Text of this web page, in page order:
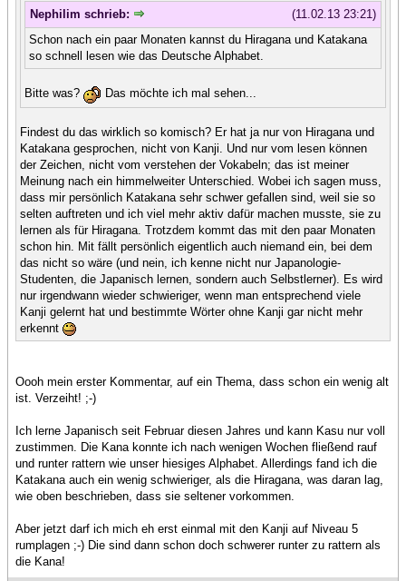
(11.02.13 23:21)
Nephilim schrieb:
Schon nach ein paar Monaten kannst du Hiragana und Katakana
so schnell lesen wie das Deutsche Alphabet.
Bitte was? Das möchte ich mal sehen...
Findest du das wirklich so komisch? Er hat ja nur von Hiragana und
Katakana gesprochen, nicht von Kanji. Und nur vom lesen können
der Zeichen, nicht vom verstehen der Vokabeln; das ist meiner
Meinung nach ein himmelweiter Unterschied. Wobei ich sagen muss,
dass mir persönlich Katakana sehr schwer gefallen sind, weil sie so
selten auftreten und ich viel mehr aktiv dafür machen musste, sie zu
lernen als für Hiragana. Trotzdem kommt das mit den paar Monaten
schon hin. Mit fällt persönlich eigentlich auch niemand ein, bei dem
das nicht so wäre (und nein, ich kenne nicht nur Japanologie-
Studenten, die Japanisch lernen, sondern auch Selbstlerner). Es wird
nur irgendwann wieder schwieriger, wenn man entsprechend viele
Kanji gelernt hat und bestimmte Wörter ohne Kanji gar nicht mehr
erkennt
Oooh mein erster Kommentar, auf ein Thema, dass schon ein wenig alt
ist. Verzeiht! ;-)
Ich lerne Japanisch seit Februar diesen Jahres und kann Kasu nur voll
zustimmen. Die Kana konnte ich nach wenigen Wochen fließend rauf
und runter rattern wie unser hiesiges Alphabet. Allerdings fand ich die
Katakana auch ein wenig schwieriger, als die Hiragana, was daran lag,
wie oben beschrieben, dass sie seltener vorkommen.
Aber jetzt darf ich mich eh erst einmal mit den Kanji auf Niveau 5
rumplagen ;-) Die sind dann schon doch schwerer runter zu rattern als
die Kana!